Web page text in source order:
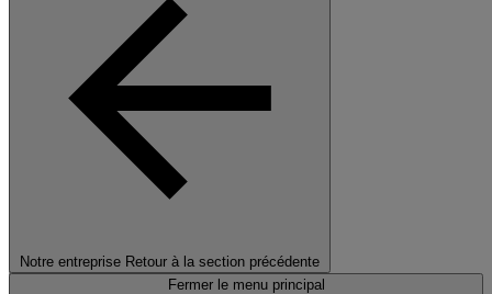
Notre entreprise Retour à la section précédente
Fermer le menu principal